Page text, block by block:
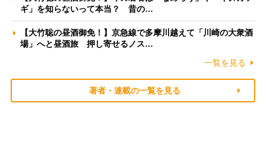
ギ」を知らないって本当？ 昔の…
【大竹聡の昼酒御免！】京急線で多摩川越えて「川崎の大衆酒
場」へと昼酒旅 押し寄せるノス…
一覧を見る
著者・連載の一覧を見る